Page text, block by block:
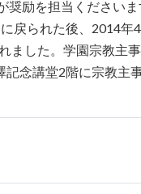
励を担当ください
戻られた後、2014年
ました。学園宗教主
念講堂2階に宗教主